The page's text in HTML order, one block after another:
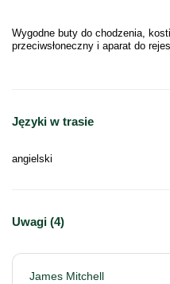
Wygodne buty do chodzenia,
przeciwsłoneczny i aparat do
Języki w trasie
angielski
Uwagi (4)
James Mitchell